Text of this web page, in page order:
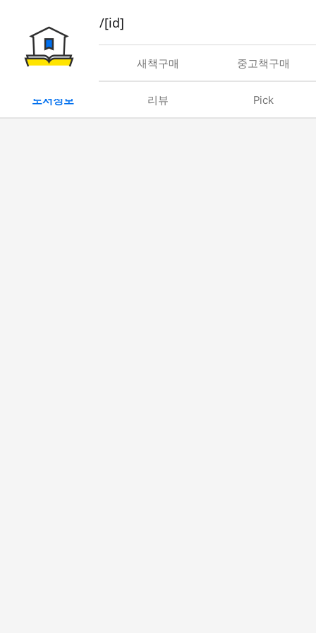
book/rent/[id]
대여 새책구매 중고책구매
도서정보 리뷰 Pick